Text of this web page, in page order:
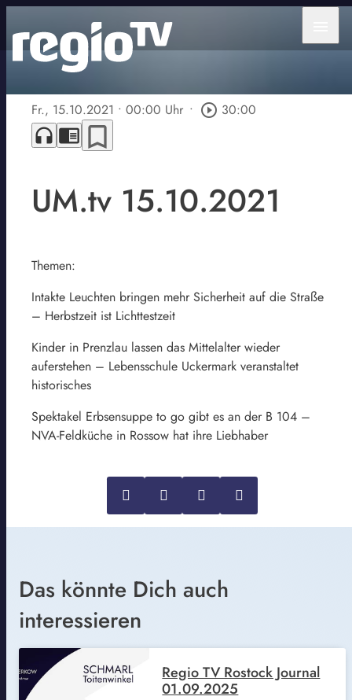
Fr., 15.10.2021 • 00:00 Uhr • play_circle_outline 30:00
headphones chrome_reader_mode bookmark_border
UM.tv 15.10.2021
Themen:
Intakte Leuchten bringen mehr Sicherheit auf die Straße
– Herbstzeit ist Lichttestzeit
Kinder in Prenzlau lassen das Mittelalter wieder
auferstehen – Lebensschule Uckermark veranstaltet
historisches
Spektakel Erbsensuppe to go gibt es an der B 104 –
NVA-Feldküche in Rossow hat ihre Liebhaber
Das könnte Dich auch
interessieren
Regio TV Rostock Journal
01.09.2025